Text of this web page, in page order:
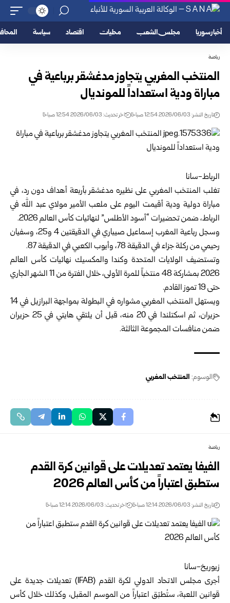
أخبار سوريا مجلس الشعب محليات اقتصاد سياسة
رياضة
المنتخب المغربي يتجاوز مدغشقر برباعية في
مباراة ودية استعداداً ‏للمونديال
تاريخ النشر: 2026/06/03 12:54 صباحًا اخر تحديث: 2026/06/03 12:54 صباحًا
الرباط-سانا‏
تغلب المنتخب المغربي على نظيره مدغشقر بأربعة أهداف دون رد، في
‏مباراة دولية ودية أقيمت اليوم على ملعب الأمير مولاي عبد الله في
الرباط، ‏ضمن تحضيرات “أسود الأطلس” لنهائيات كأس العالم 2026.‏
وسجل رباعية المغرب إسماعيل صيباري في الدقيقتين 4 و25، وسفيان
‏رحيمي من ركلة جزاء في الدقيقة 78، وأيوب الكعبي في الدقيقة 87.‏
وتستضيف الولايات المتحدة وكندا والمكسيك نهائيات كأس العالم
2026 ‏بمشاركة 48 منتخباً للمرة الأولى، خلال الفترة من 11 الشهر الجاري
حتى ‌‏19 تموز القادم.‏
ويستهل المنتخب المغربي مشواره في البطولة بمواجهة البرازيل في 14
‏حزيران، ثم اسكتلندا في 20 منه، قبل أن يلتقي هايتي في 25 حزيران
ضمن ‏منافسات المجموعة الثالثة.‏
الوسوم: المنتخب المغربي
رياضة
الفيفا يعتمد تعديلات على قوانين كرة القدم
ستطبق اعتباراً من كأس العالم 2026
تاريخ النشر: 2026/06/03 12:14 صباحًا اخر تحديث: 2026/06/03 12:14 صباحًا
زيوريخ-سانا
أجرى مجلس الاتحاد الدولي لكرة القدم (IFAB) تعديلات جديدة على
قوانين اللعبة، ستُطبّق اعتباراً من الموسم المقبل، وكذلك خلال كأس